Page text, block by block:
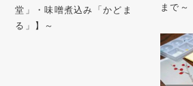
堂」・味噌煮込み「かどま
る」】～
まで～